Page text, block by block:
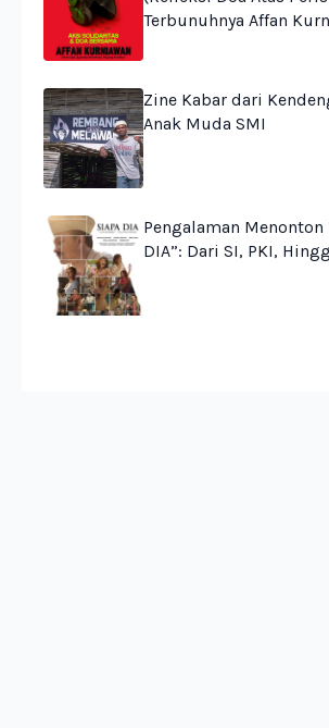
Terbunuhnya Affan
Zine Kabar dari
Anak Muda SMI
Pengalaman Menonton
DIA”: Dari SI, PKI,